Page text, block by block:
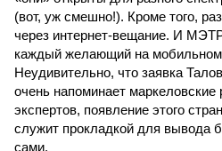
(вот, уж смешно!). Кроме того,
через интернет-вещание. И
каждый желающий на мобильном
Неудивительно, что заявка
очень напоминает
экспертов, появление этого
служит прокладкой для вывода
сами.